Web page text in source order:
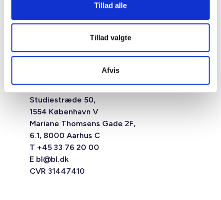
Tillad alle
Tillad valgte
Afvis
Studiestræde 50,
1554 København V
Mariane Thomsens Gade 2F,
6.1, 8000 Aarhus C
T +45 33 76 20 00
E bl@bl.dk
CVR 31447410